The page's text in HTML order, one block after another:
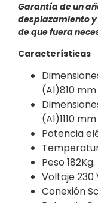
Garantía de un
desplazamiento
de que fuera
Características
(Al)810 mm
(Al)1110 mm
Potencia
Peso 182Kg.
Voltaje 230
Conexión